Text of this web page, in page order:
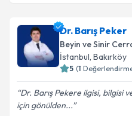
takvim
E-posta Adresiniz
Dr. Barış Peker
Beyin ve Sinir
İstanbul, Bakırköy
5 (1
Dr. Barış Pekere ilgisi, bilgisi
için gönülden...